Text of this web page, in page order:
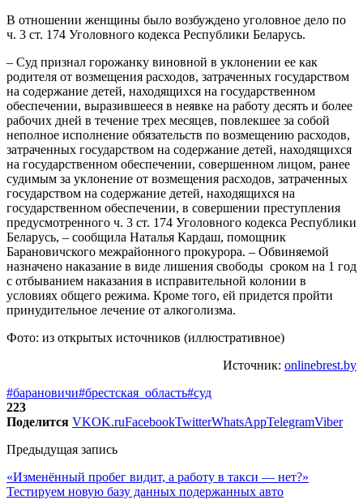
В отношении женщины было возбуждено уголовное дело по
ч. 3 ст. 174 Уголовного кодекса Республики Беларусь.
– Суд признал горожанку виновной в уклонении ее как
родителя от возмещения расходов, затраченных государством
на содержание детей, находящихся на государственном
обеспечении, выразившееся в неявке на работу десять и более
рабочих дней в течение трех месяцев, повлекшее за собой
неполное исполнение обязательств по возмещению расходов,
затраченных государством на содержание детей, находящихся
на государственном обеспечении, совершенном лицом, ранее
судимым за уклонение от возмещения расходов, затраченных
государством на содержание детей, находящихся на
государственном обеспечении, в совершении преступления
предусмотренного ч. 3 ст. 174 Уголовного кодекса Республики
Беларусь, – сообщила Наталья Кардаш, помощник
Барановичского межрайонного прокурора. – Обвиняемой
назначено наказание в виде лишения свободы сроком на 1 год
с отбыванием наказания в исправительной колонии в
условиях общего режима. Кроме того, ей придется пройти
принудительное лечение от алкоголизма.
Фото: из открытых источников (иллюстративное)
Источник: onlinebrest.by
#барановичи#брестская_область#суд
223
Поделится VKOK.ruFacebookTwitterWhatsAppTelegramViber
Предыдущая запись
«Изменённый пробег видит, а работу в такси — нет?»
Тестируем новую базу данных подержанных авто